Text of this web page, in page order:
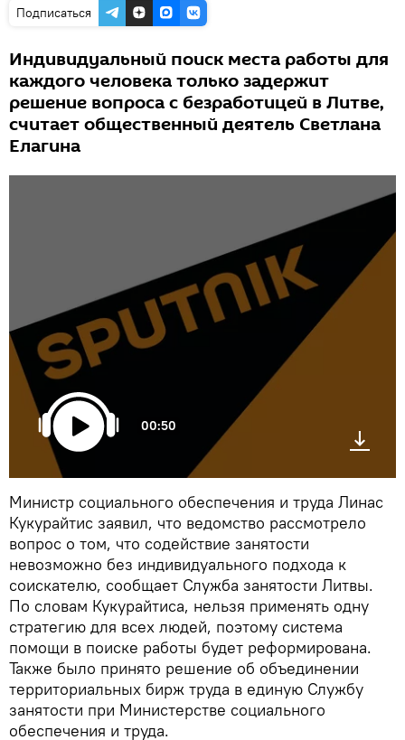
Подписаться
Индивидуальный поиск места работы для
каждого человека только задержит
решение вопроса с безработицей в Литве,
считает общественный деятель Светлана
Елагина
00:50
Министр социального обеспечения и труда Линас
Кукурайтис заявил, что ведомство рассмотрело
вопрос о том, что содействие занятости
невозможно без индивидуального подхода к
соискателю, сообщает Служба занятости Литвы.
По словам Кукурайтиса, нельзя применять одну
стратегию для всех людей, поэтому система
помощи в поиске работы будет реформирована.
Также было принято решение об объединении
территориальных бирж труда в единую Службу
занятости при Министерстве социального
обеспечения и труда.